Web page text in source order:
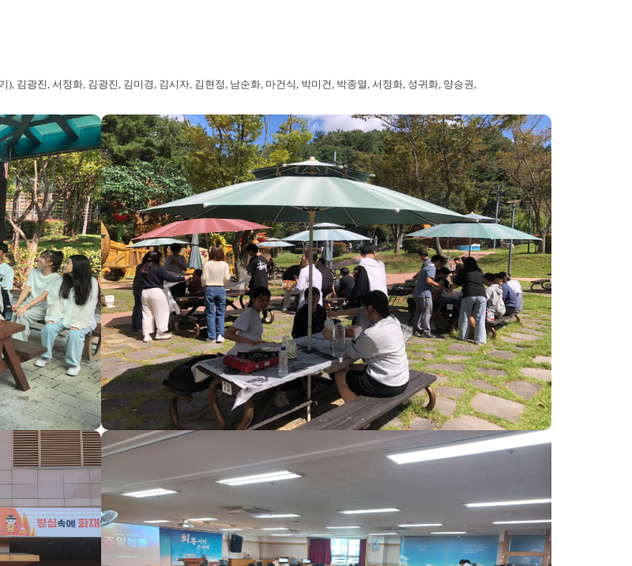
김광진, 서정화, 김광진, 김미경, 김시자, 김현정, 남순화, 마건식, 박미건, 박종열, 서정화, 성귀화, 양승권,